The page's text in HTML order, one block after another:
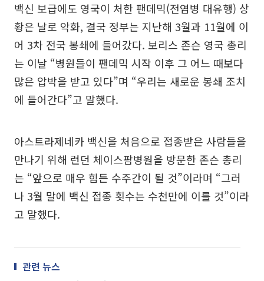
백신 보급에도 영국이 처한 팬데믹(전염병 대유행) 상
황은 날로 악화, 결국 정부는 지난해 3월과 11월에 이
어 3차 전국 봉쇄에 들어갔다. 보리스 존슨 영국 총리
는 이날 “병원들이 팬데믹 시작 이후 그 어느 때보다
많은 압박을 받고 있다”며 “우리는 새로운 봉쇄 조치
에 들어간다”고 말했다.
아스트라제네카 백신을 처음으로 접종받은 사람들을
만나기 위해 런던 체이스팜병원을 방문한 존슨 총리
는 “앞으로 매우 힘든 수주간이 될 것”이라며 “그러
나 3월 말에 백신 접종 횟수는 수천만에 이를 것”이라
고 말했다.
관련 뉴스